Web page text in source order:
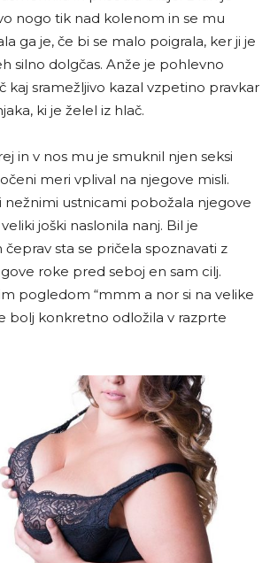
nogo tik nad kolenom in se mu
ga je, če bi se malo poigrala, ker ji je
silno dolgčas. Anže je pohlevno
kaj sramežljivo kazal vzpetino pravkar
ki je želel iz hlač.
in v nos mu je smuknil njen seksi
meri vplival na njegove misli.
nežnimi ustnicami pobožala njegove
joški naslonila nanj. Bil je
čeprav sta se pričela spoznavati z
roke pred seboj en sam cilj.
pogledom “mmm a nor si na velike
bolj konkretno odložila v razprte